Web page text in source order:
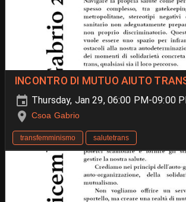
INCONTRO DI MUTUO AIUTO
Thursday, Jan 29, 06:00 PM-09:00
Csoa Gabrio
transfemminismo salutetrans